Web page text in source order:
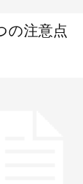
の注意点